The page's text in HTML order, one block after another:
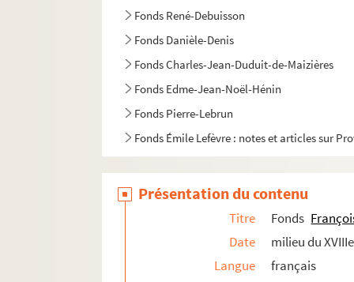
Fonds René-Debuisson
Fonds Danièle-Denis
Fonds Charles-Jean-Duduit-de-Maizières
Fonds Edme-Jean-Noël-Hénin
Fonds Pierre-Lebrun
Fonds Émile Lefèvre : notes et articles sur
Fonds Armand-Bernard-Moreau-de-La
Fonds de la famille Pétillon et de ses alliés
Fonds Jean-Baptiste-Rivot
Fonds Louis-Rogeron
Présentation du contenu
Titre Fonds
Date
milieu du
Langue
français